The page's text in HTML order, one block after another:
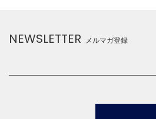
NEWSLETTER メルマガ登録